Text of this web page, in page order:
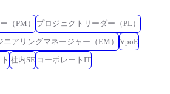
（PM）
プロジェクトリーダー（PL）
ニアリングマネージャー（EM）
VpoE
社内SE コーポレートIT